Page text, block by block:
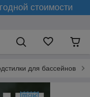
стоимости
для бассейнов